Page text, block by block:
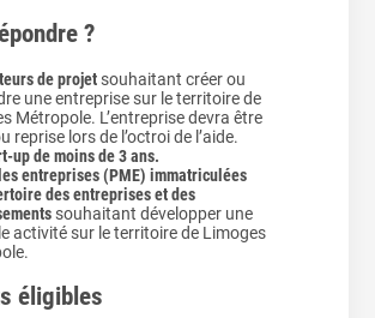
?
de projet souhaitant créer ou
une entreprise sur le territoire de
Métropole. L’entreprise devra être
reprise lors de l’octroi de l’aide.
up de moins de 3 ans.
entreprises (PME) immatriculées
des entreprises et des
souhaitant développer une
activité sur le territoire de Limoges
éligibles